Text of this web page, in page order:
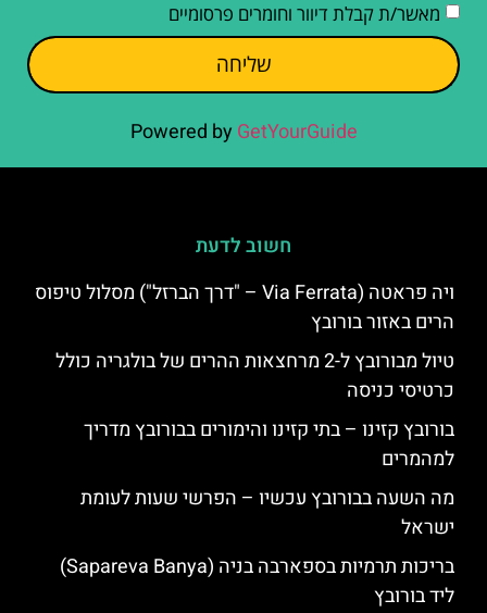
מאשר/ת קבלת דיוור וחומרים פרסומיים
שליחה
Powered by GetYourGuide
חשוב לדעת
ויה פראטה (Via Ferrata – "דרך הברזל") מסלול טיפוס
הרים באזור בורובץ
טיול מבורובץ ל-2 מרחצאות ההרים של בולגריה כולל
כרטיסי כניסה
בורובץ קזינו – בתי קזינו והימורים בבורובץ מדריך
למהמרים
מה השעה בבורובץ עכשיו – הפרשי שעות לעומת
ישראל
בריכות תרמיות בספארבה בניה (Sapareva Banya)
ליד בורובץ